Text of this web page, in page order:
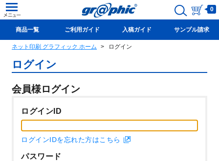
0
商品一覧 ご利用ガイド 入稿ガイド サンプル請求
新規会員登録(無料)
ネット印刷 グラフィック ホーム ログイン
ログイン
会員様ログイン
ログインID
ログインIDを忘れた方はこちら
パスワード